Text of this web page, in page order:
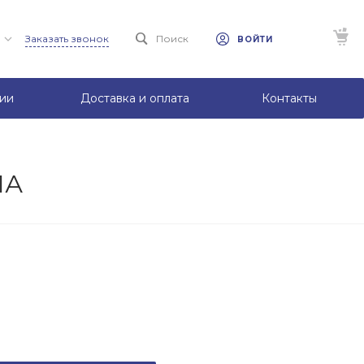
Заказать звонок Поиск ВОЙТИ
Доставка и оплата Контакты